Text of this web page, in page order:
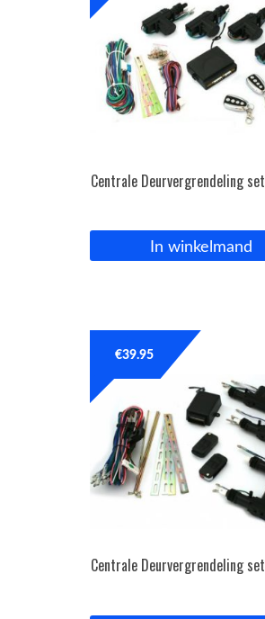
Centrale Deurvergrendeling set
In winkelmand
Centrale Deurvergrendeling set
€39.95